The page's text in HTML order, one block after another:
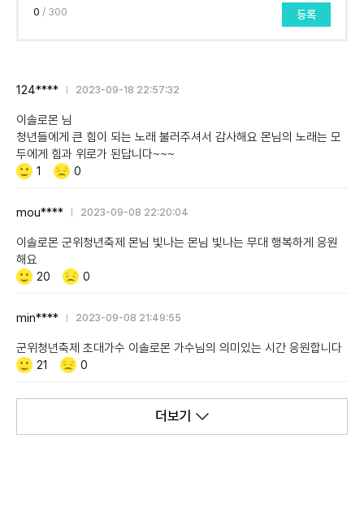
0 / 300 등록
124**** 2023-09-18 22:57:32
이솔로몬 님
청년들에게 큰 힘이 되는 노래 불러주셔서 감사해요 몬님의 노래는 모
두에게 힘과 위로가 된답니다~~~
Like/Dislike
공
1
비
0
mou**** 2023-09-08 22:20:04
이솔로몬 군위청년축제 몬님 빛나는 몬님 빛나는 무대 행복하게 응원
해요
Like/Dislike
공
20
비
0
min**** 2023-09-08 21:49:55
군위청년축제 초대가수 이솔로몬 가수님의 의미있는 시간 응원합니다
Like/Dislike
공
21
비
감
0
더보기